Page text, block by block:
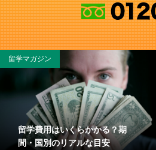
留学マガジン
留学費用はいくらかかる？期
間・国別のリアルな目安